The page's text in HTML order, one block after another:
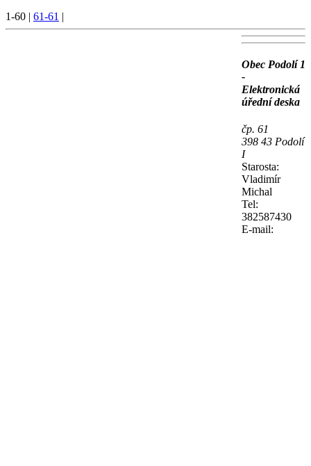
1-60 | 61-61 |
Obec Podolí 1
-
Elektronická
úřední deska
čp. 61
398 43 Podolí
I
Starosta:
Vladimír
Michal
Tel:
382587430
E-mail: